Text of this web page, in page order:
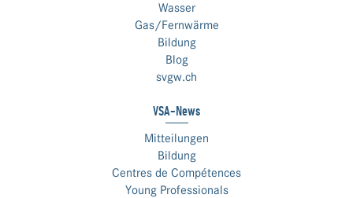
Wasser
Gas/Fernwärme
Bildung
Blog
svgw.ch
VSA-News
Mitteilungen
Bildung
Centres de Compétences
Young Professionals